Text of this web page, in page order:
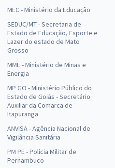
MEC - Ministério da Educação
SEDUC/MT - Secretaria de
Estado de Educação, Esporte e
Lazer do estado de Mato
Grosso
MME - Ministério de Minas e
Energia
MP GO - Ministério Público do
Estado de Goiás - Secretário
Auxiliar da Comarca de
Itapuranga
ANVISA - Agência Nacional de
Vigilância Sanitária
PM PE - Polícia Militar de
Pernambuco